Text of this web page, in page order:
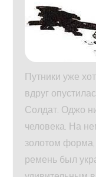
Путники уже
вдруг
Солдат. Оджо
человека. На
золотом
ремень был